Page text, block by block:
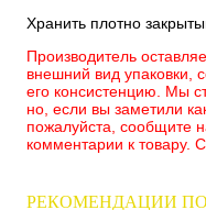
Хранить плотно
Производитель
внешний вид упаковки,
его консистенцию. Мы
но, если вы заметили
пожалуйста, сообщите
комментарии к товару.
РЕКОМЕНДАЦИИ